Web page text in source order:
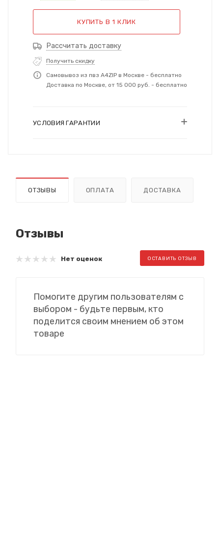
КУПИТЬ В 1 КЛИК
Рассчитать доставку
Получить скидку
Самовывоз из пвз A4ZIP в Москве - бесплатно
Доставка по Москве, от 15 000 руб. - бесплатно
УСЛОВИЯ ГАРАНТИИ
ОТЗЫВЫ ОПЛАТА ДОСТАВКА
Отзывы
Нет оценок ОСТАВИТЬ ОТЗЫВ
Помогите другим пользователям с
выбором - будьте первым, кто
поделится своим мнением об этом
товаре